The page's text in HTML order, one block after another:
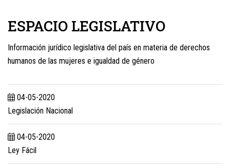
ESPACIO LEGISLATIVO
Información jurídico legislativa del país en materia de derechos
humanos de las mujeres e igualdad de género
04-05-2020
Legislación Nacional
04-05-2020
Ley Fácil